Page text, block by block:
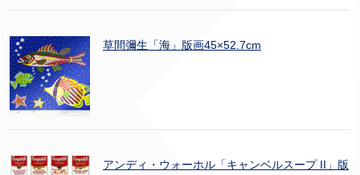
草間彌生「海」版画45×52.7cm
アンディ・ウォーホル「キャンベルスープ II」版